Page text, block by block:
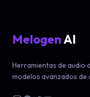
MelogenAI
Herramientas de audio
modelos avanzados de